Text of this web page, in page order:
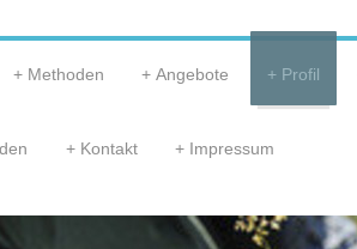
Methoden Angebote Profil
Kontakt Impressum